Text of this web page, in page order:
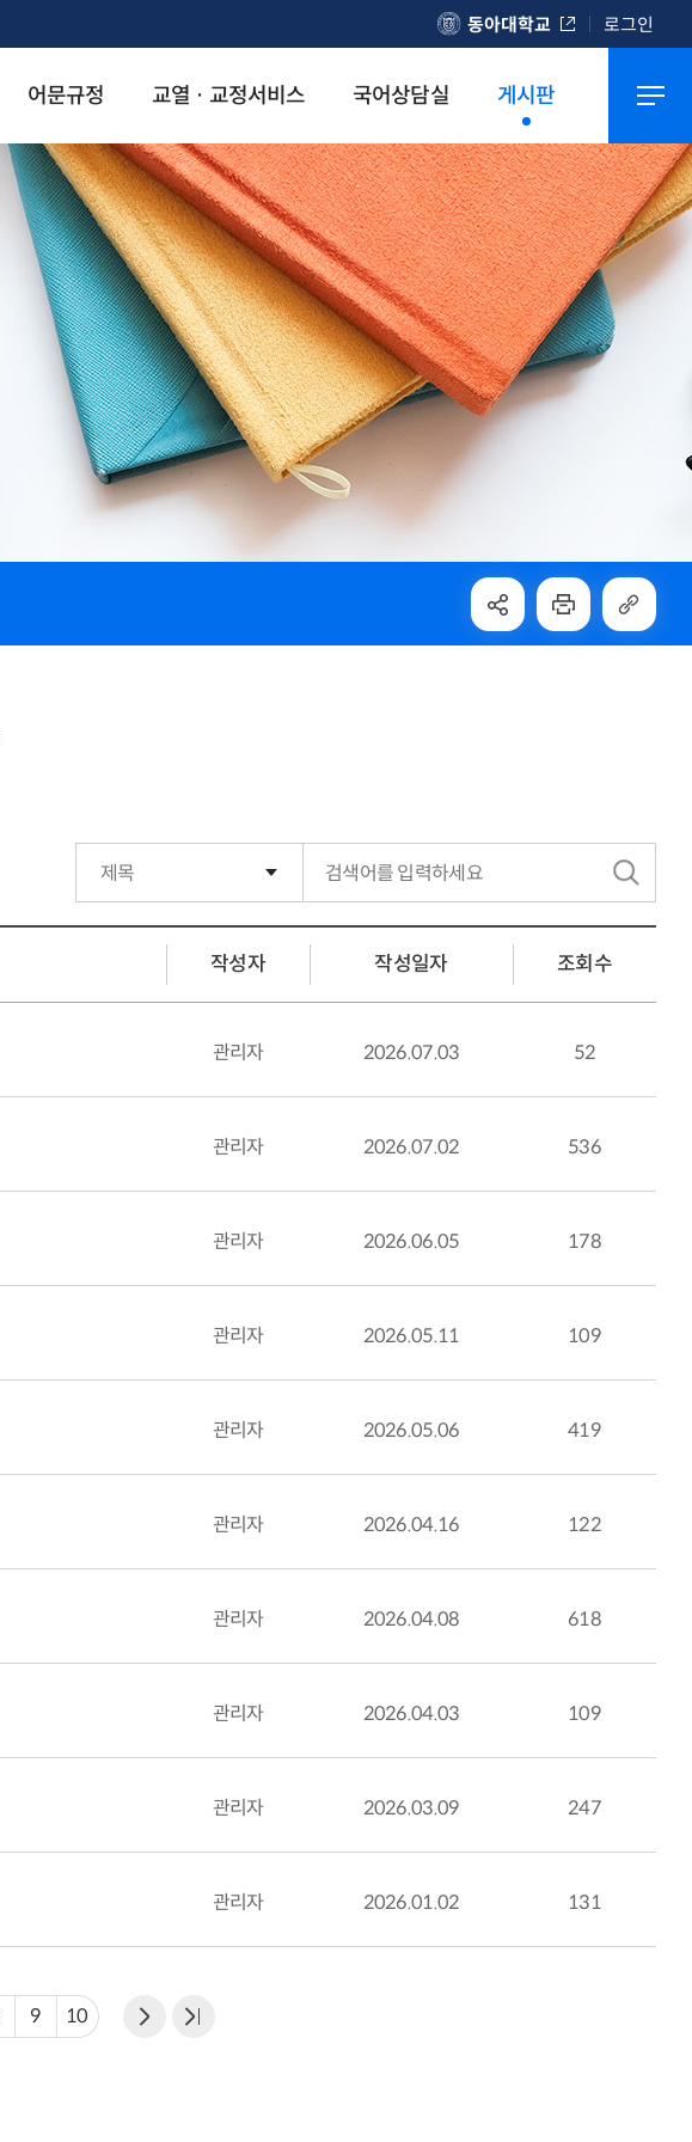
동아대학교 로그인
어문규정 교열 · 교정서비스 국어상담실 게시판
검
색
작성자 작성일자 조회수
관리자 2026.07.03 52
관리자 2026.07.02 536
관리자 2026.06.05 178
관리자 2026.05.11 109
관리자 2026.05.06 419
관리자 2026.04.16 122
관리자 2026.04.08 618
관리자 2026.04.03 109
관리자 2026.03.09 247
관리자 2026.01.02 131
9 10